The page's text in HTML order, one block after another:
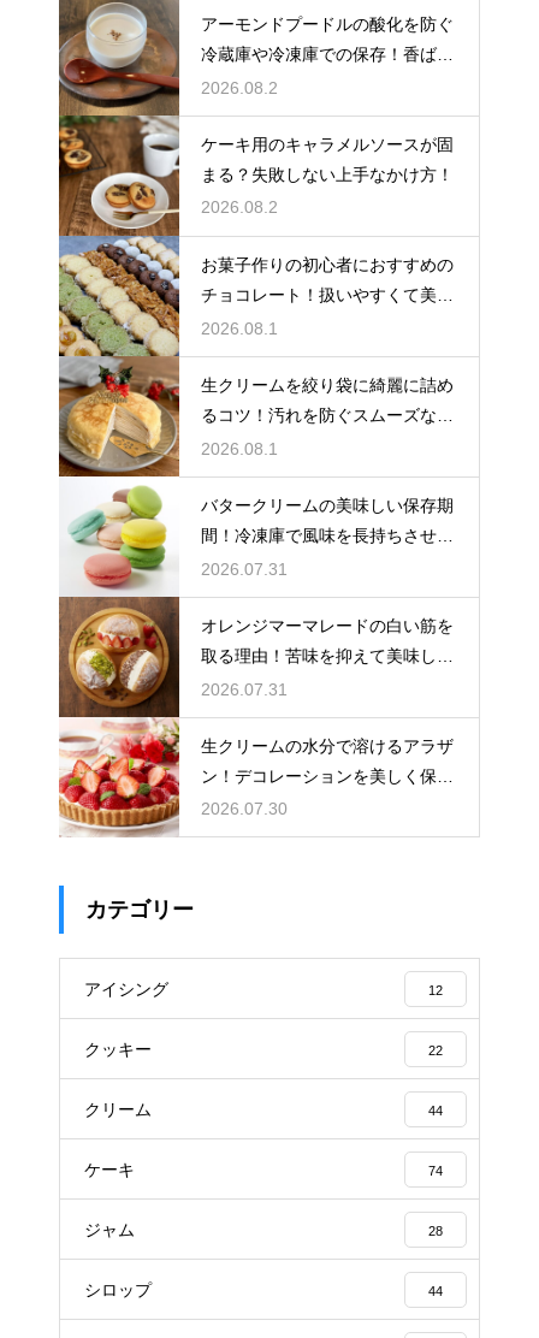
アーモンドプードルの酸化を防ぐ
冷蔵庫や冷凍庫での保存！香ばし
い風味を保ってお菓子を美味しく
する
2026.08.2
ケーキ用のキャラメルソースが固
まる？失敗しない上手なかけ方！
2026.08.2
お菓子作りの初心者におすすめの
チョコレート！扱いやすくて美味
しい種類を紹介
2026.08.1
生クリームを絞り袋に綺麗に詰め
るコツ！汚れを防ぐスムーズな入
れ方
2026.08.1
バタークリームの美味しい保存期
間！冷凍庫で風味を長持ちさせる
コツ
2026.07.31
オレンジマーマレードの白い筋を
取る理由！苦味を抑えて美味しい
ジャムに仕上げる
2026.07.31
生クリームの水分で溶けるアラザ
ン！デコレーションを美しく保つ
ための飾るタイミングとコツ
2026.07.30
カテゴリー
アイシング 12
クッキー 22
クリーム 44
ケーキ 74
ジャム 28
シロップ 44